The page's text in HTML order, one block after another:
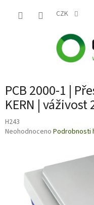
CZK
PCB 2000-1 |
KERN |
H243
Průměrné
hvězdiček.
Neohodnoceno Podrobnosti